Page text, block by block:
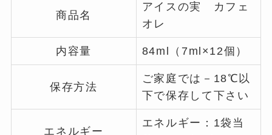
商品名
アイスの実 カフェ
オレ
内容量 84ml（7ml×12個）
保存方法
ご家庭では－18℃以
下で保存して下さい
エネルギー
エネルギー：1袋当